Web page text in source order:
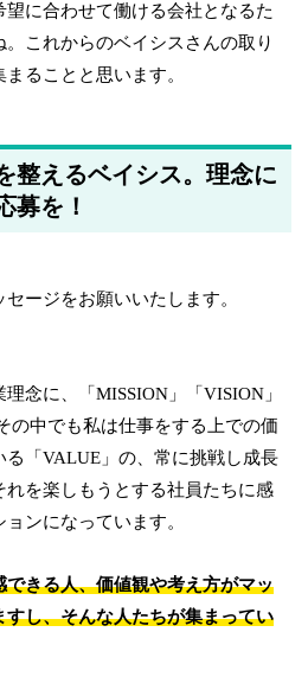
に合わせて働ける会社となるた
これからのベイシスさんの取り
ることと思います。
整えるベイシス。理念に
募を！
ージをお願いいたします。
念に、「MISSION」「VISION」
の中でも私は仕事をする上での価
「VALUE」の、常に挑戦し成長
れを楽しもうとする社員たちに感
ンになっています。
きる人、価値観や考え方がマッ
し、そんな人たちが集まってい